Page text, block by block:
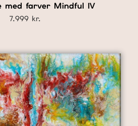
med farver Mindful IV
7.999 kr.